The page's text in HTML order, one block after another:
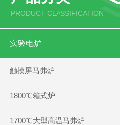
PRODUCT CLASSIFICATION
实验电炉
触摸屏马弗炉
1800℃箱式炉
1700℃大型高温马弗炉